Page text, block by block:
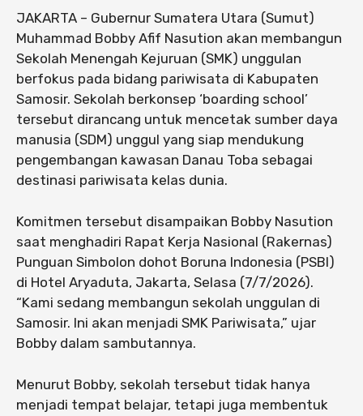
JAKARTA – Gubernur Sumatera Utara (Sumut)
Muhammad Bobby Afif Nasution akan membangun
Sekolah Menengah Kejuruan (SMK) unggulan
berfokus pada bidang pariwisata di Kabupaten
Samosir. Sekolah berkonsep ‘boarding school’
tersebut dirancang untuk mencetak sumber daya
manusia (SDM) unggul yang siap mendukung
pengembangan kawasan Danau Toba sebagai
destinasi pariwisata kelas dunia.
Komitmen tersebut disampaikan Bobby Nasution
saat menghadiri Rapat Kerja Nasional (Rakernas)
Punguan Simbolon dohot Boruna Indonesia (PSBI)
di Hotel Aryaduta, Jakarta, Selasa (7/7/2026).
“Kami sedang membangun sekolah unggulan di
Samosir. Ini akan menjadi SMK Pariwisata,” ujar
Bobby dalam sambutannya.
Menurut Bobby, sekolah tersebut tidak hanya
menjadi tempat belajar, tetapi juga membentuk